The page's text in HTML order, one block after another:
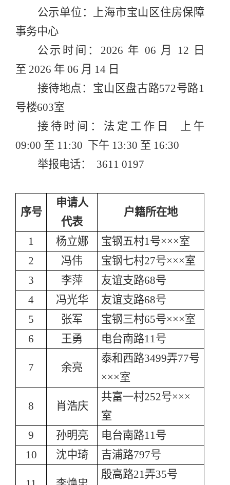
公示单位：上海市宝山区住房保障
事务中心
公示时间：2026 年 06 月
12 日
至 2026 年 06 月 14 日
接待地点： 宝山区盘古路572号路1
号楼603室
接待时间： 法定工作日
上午
09:00 至 11:30 下午 13:30 至 16:30
举报电话： 3611 0197
序号
申请人
代表
户籍所在地
1 杨立娜
宝钢五村1号×××室
2
冯伟
宝钢七村27号×××室
3
李萍
友谊支路68号
4
冯光华
友谊支路68号
5
张军
宝钢三村65号×××室
6
王勇 电台南路11号
7 余亮
泰和西路3499弄77号
×××室
8 肖浩庆
共富一村252号×××
室
9
孙明亮
电台南路11号
10
沈中琦 吉浦路797号
殷高路21弄35号